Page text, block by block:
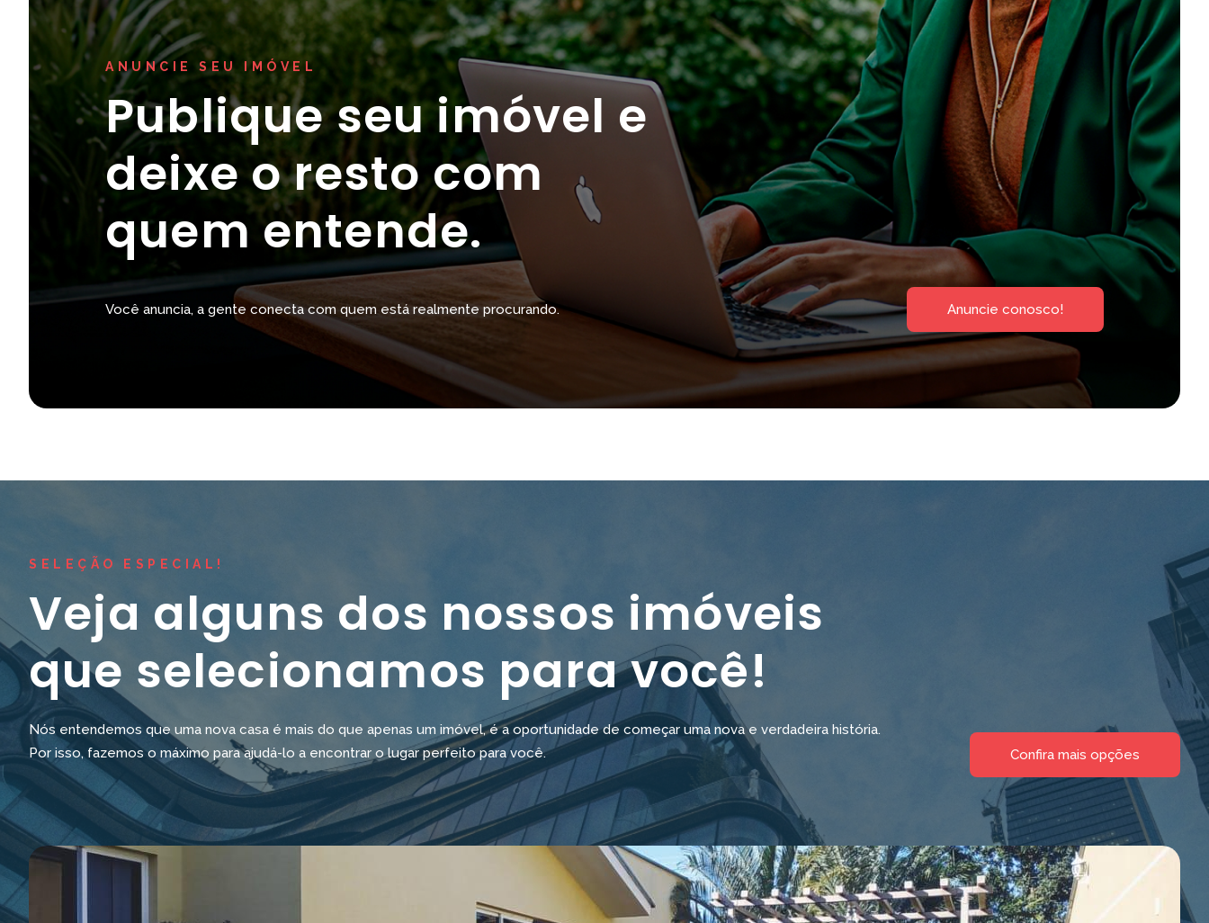
ANUNCIE SEU IMÓVEL
Publique seu imóvel e
deixe o resto com
quem entende.
Você anuncia, a gente conecta com quem está realmente procurando. Anuncie conosco!
SELEÇÃO ESPECIAL!
Veja alguns dos nossos imóveis
que selecionamos para você!
Nós entendemos que uma nova casa é mais do que apenas um imóvel, é a oportunidade de começar uma nova e verdadeira história.
Por isso, fazemos o máximo para ajudá-lo a encontrar o lugar perfeito para você.
Confira mais opções